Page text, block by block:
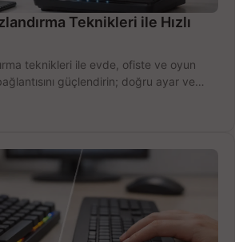
Teknikleri ile Hızlı
teknikleri ile evde, ofiste ve oyun
güçlendirin; doğru ayar ve